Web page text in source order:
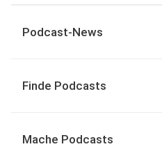
Podcast-News
Finde Podcasts
Mache Podcasts